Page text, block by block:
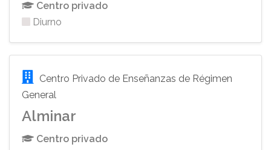
Centro privado
Diurno
Centro Privado de Enseñanzas de Régimen
General
Alminar
Centro privado